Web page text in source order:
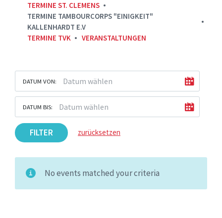
TERMINE ST. CLEMENS
TERMINE TAMBOURCORPS "EINIGKEIT"
KALLENHARDT E.V
TERMINE TVK
VERANSTALTUNGEN
DATUM VON:
DATUM BIS:
FILTER zurücksetzen
No events matched your criteria